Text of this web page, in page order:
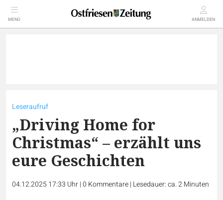
MENÜ ANMELDEN
Leseraufruf
„Driving Home for
Christmas“ – erzählt uns
eure Geschichten
04.12.2025 17:33 Uhr|0 Kommentare| Lesedauer: ca. 2 Minuten